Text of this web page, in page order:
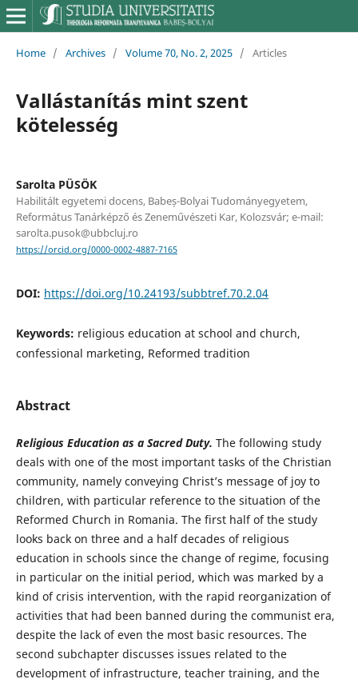
Home / Archives / Volume 70, No. 2, 2025 / Articles
Vallástanítás mint szent
kötelesség
Sarolta PÜSÖK
Habilitált egyetemi docens, Babeș-Bolyai Tudományegyetem,
Református Tanárképző és Zeneművészeti Kar, Kolozsvár; e-mail:
sarolta.pusok@ubbcluj.ro
https://orcid.org/0000-0002-4887-7165
DOI: https://doi.org/10.24193/subbtref.70.2.04
Keywords: religious education at school and church,
confessional marketing, Reformed tradition
Abstract
Religious Education as a Sacred Duty. The following study
deals with one of the most important tasks of the Christian
community, namely conveying Christ’s message of joy to
children, with particular reference to the situation of the
Reformed Church in Romania. The first half of the study
looks back on three and a half decades of religious
education in schools since the change of regime, focusing
in particular on the initial period, which was marked by a
kind of crisis intervention, with the rapid reorganization of
activities that had been banned during the communist era,
despite the lack of even the most basic resources. The
second subchapter discusses issues related to the
development of infrastructure, teacher training, and the